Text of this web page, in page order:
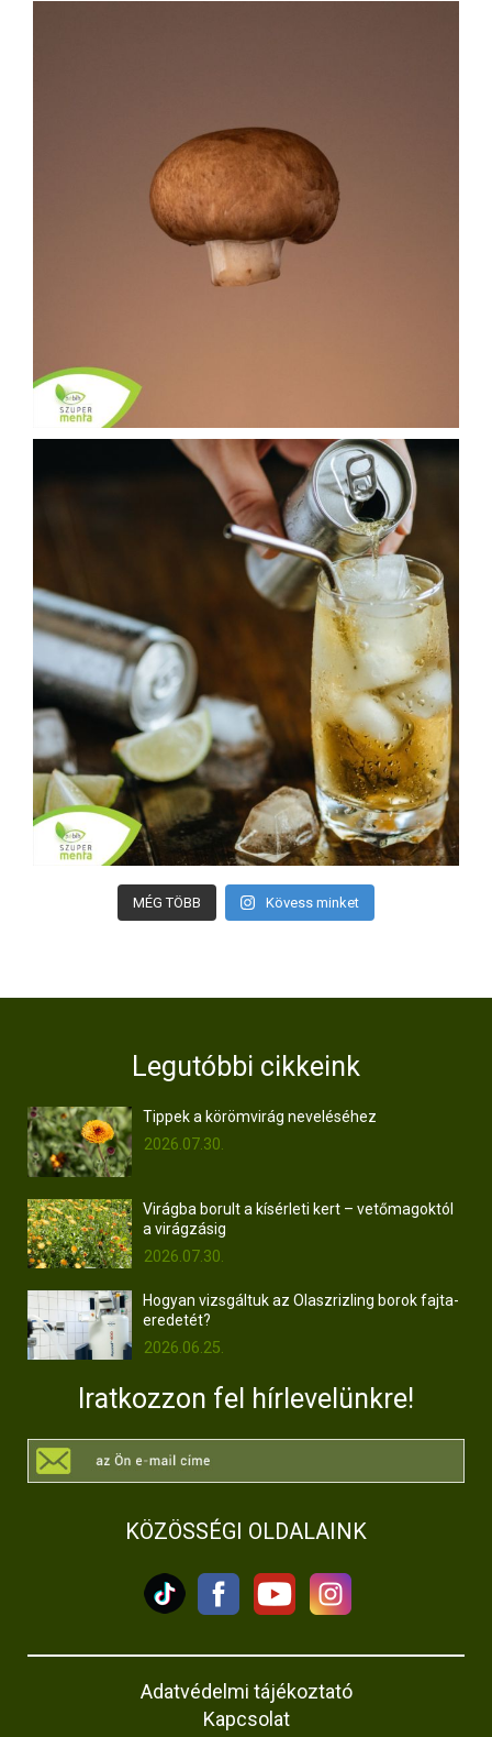
MÉG TÖBB Kövess minket
Legutóbbi cikkeink
Tippek a körömvirág neveléséhez
2026.07.30.
Virágba borult a kísérleti kert – vetőmagoktól
a virágzásig
2026.07.30.
Hogyan vizsgáltuk az Olaszrizling borok fajta-
eredetét?
2026.06.25.
Iratkozzon fel hírlevelünkre!
KÖZÖSSÉGI OLDALAINK
Adatvédelmi tájékoztató
Kapcsolat